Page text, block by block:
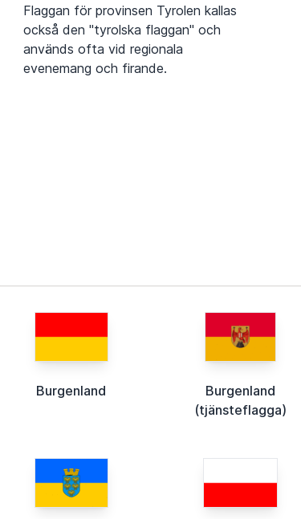
Flaggan för provinsen Tyrolen kallas
också den "tyrolska flaggan" och
används ofta vid regionala
evenemang och firande.
Burgenland
Burgenland
(tjänsteflagga)